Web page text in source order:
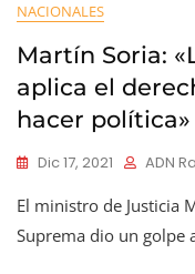
NACIONALES
Martín Soria:
aplica el
hacer política»
Dic 17, 2021 ADN
El ministro de Justicia
Suprema dio un golpe